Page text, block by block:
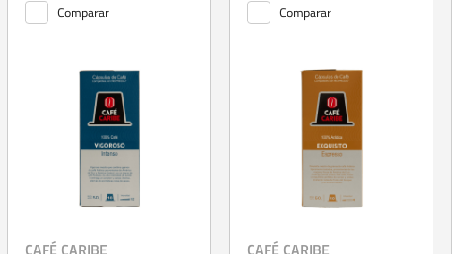
Comparar
CAFÉ CARIBE
Comparar
CAFÉ CARIBE